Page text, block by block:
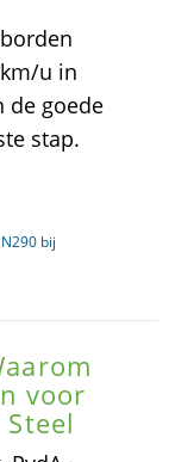
u in
de goede
stap.
bij
voor